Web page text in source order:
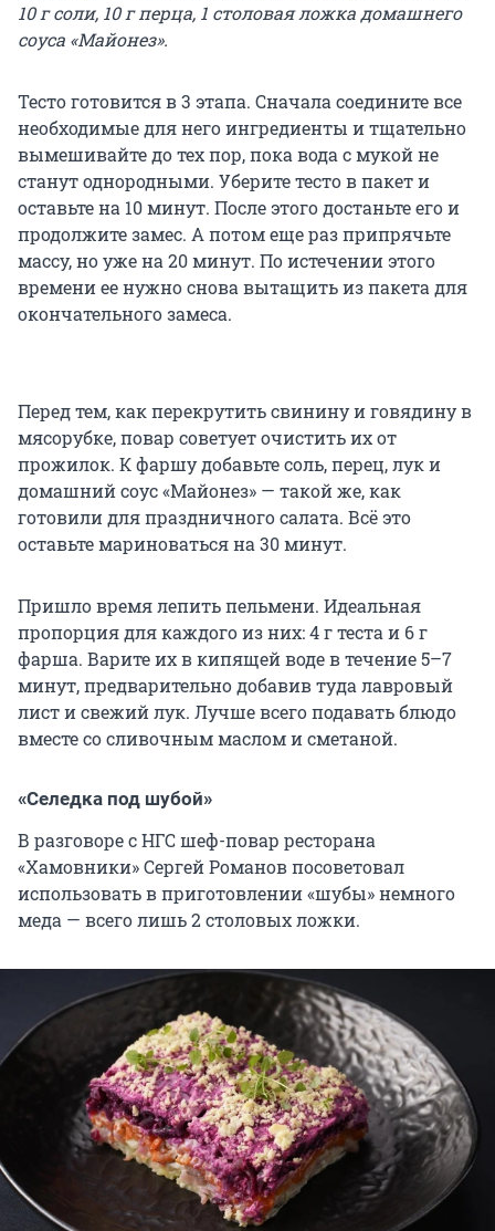
10 г соли, 10 г перца, 1 столовая ложка домашнего
соуса «Майонез».
Тесто готовится в 3 этапа. Сначала соедините все
необходимые для него ингредиенты и тщательно
вымешивайте до тех пор, пока вода с мукой не
станут однородными. Уберите тесто в пакет и
оставьте на 10 минут. После этого достаньте его и
продолжите замес. А потом еще раз припрячьте
массу, но уже на 20 минут. По истечении этого
времени ее нужно снова вытащить из пакета для
окончательного замеса.
Перед тем, как перекрутить свинину и говядину в
мясорубке, повар советует очистить их от
прожилок. К фаршу добавьте соль, перец, лук и
домашний соус «Майонез» — такой же, как
готовили для праздничного салата. Всё это
оставьте мариноваться на 30 минут.
Пришло время лепить пельмени. Идеальная
пропорция для каждого из них: 4 г теста и 6 г
фарша. Варите их в кипящей воде в течение 5–7
минут, предварительно добавив туда лавровый
лист и свежий лук. Лучше всего подавать блюдо
вместе со сливочным маслом и сметаной.
«Селедка под шубой»
В разговоре с НГС шеф-повар ресторана
«Хамовники» Сергей Романов посоветовал
использовать в приготовлении «шубы» немного
меда — всего лишь 2 столовых ложки.